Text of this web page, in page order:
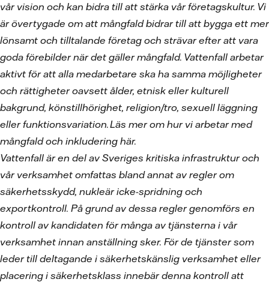
vår vision och kan bidra till att stärka vår företagskultur. Vi
är övertygade om att mångfald bidrar till att bygga ett mer
lönsamt och tilltalande företag och strävar efter att vara
goda förebilder när det gäller mångfald. Vattenfall arbetar
aktivt för att alla medarbetare ska ha samma möjligheter
och rättigheter oavsett ålder, etnisk eller kulturell
bakgrund, könstillhörighet, religion/tro, sexuell läggning
eller funktionsvariation.Läs mer om hur vi arbetar med
mångfald och inkludering här.
Vattenfall är en del av Sveriges kritiska infrastruktur och
vår verksamhet omfattas bland annat av regler om
säkerhetsskydd, nukleär icke-spridning och
exportkontroll. På grund av dessa regler genomförs en
kontroll av kandidaten för många av tjänsterna i vår
verksamhet innan anställning sker. För de tjänster som
leder till deltagande i säkerhetskänslig verksamhet eller
placering i säkerhetsklass innebär denna kontroll att